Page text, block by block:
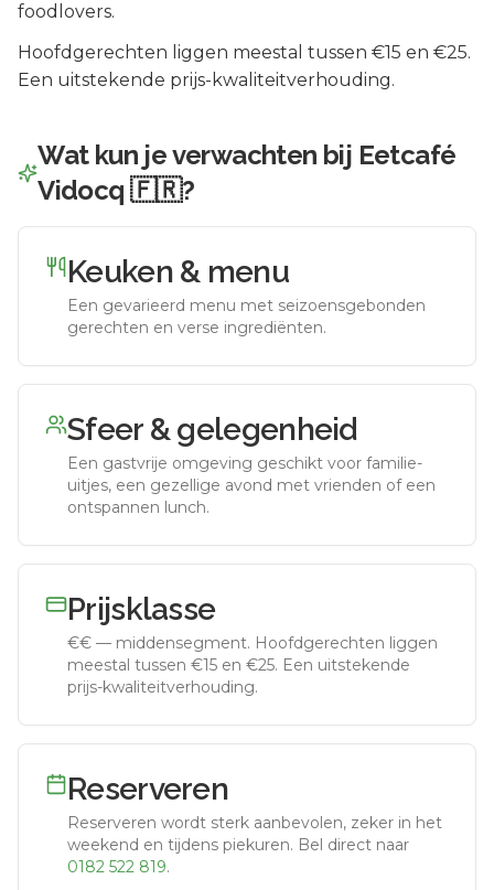
foodlovers.
Hoofdgerechten liggen meestal tussen €15 en €25.
Een uitstekende prijs-kwaliteitverhouding.
Wat kun je verwachten bij Eetcafé
Vidocq 🇫🇷?
Keuken & menu
Een gevarieerd menu met seizoensgebonden
gerechten en verse ingrediënten.
Sfeer & gelegenheid
Een gastvrije omgeving geschikt voor familie-
uitjes, een gezellige avond met vrienden of een
ontspannen lunch.
Prijsklasse
€€ — middensegment. Hoofdgerechten liggen
meestal tussen €15 en €25. Een uitstekende
prijs-kwaliteitverhouding.
Reserveren
Reserveren wordt sterk aanbevolen, zeker in het
weekend en tijdens piekuren. Bel direct naar
0182 522 819.